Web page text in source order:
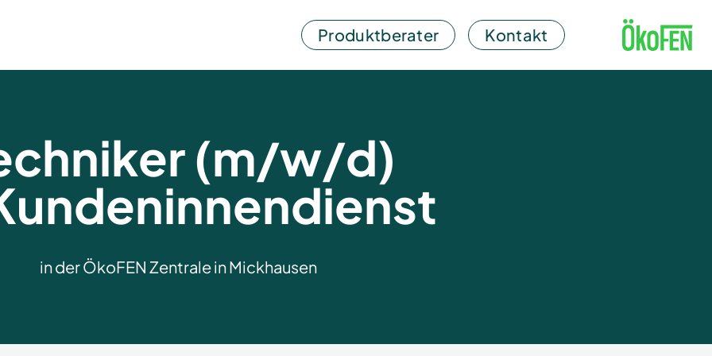
Produktberater Kontakt
(m/w/d)
in der ÖkoFEN Zentrale in Mickhausen